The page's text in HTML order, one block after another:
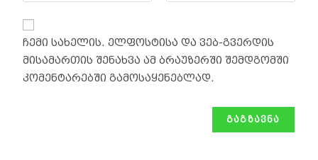
ჩემი სახელის. ელფოსტისა და ვებ-გვერდის
მისამართის შენახვა ამ ბრაუზერში შემდგომში
კომენტარებში გამოსაყენებლად.